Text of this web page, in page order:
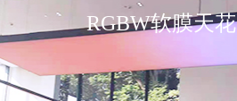
RGBW软膜天花